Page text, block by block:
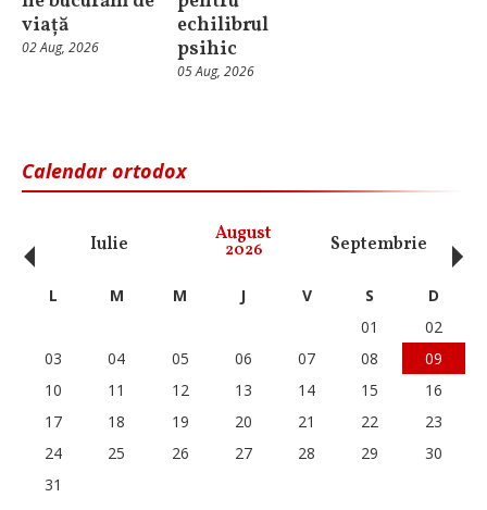
viață
02 Aug, 2026
echilibrul
psihic
05 Aug, 2026
Calendar ortodox
Iulie August
2026 Septembrie
‹ L M M J V S
D
01
02
03
04 05 06 07 08
09
10
11 12 13 14 15
16
17
18 19 20 21 22
23
24
25 26 27 28 29
30
31